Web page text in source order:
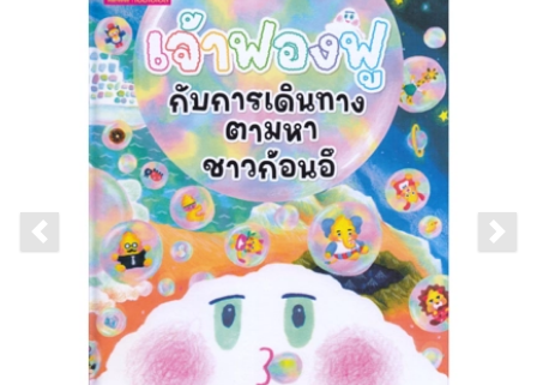
Previous slide